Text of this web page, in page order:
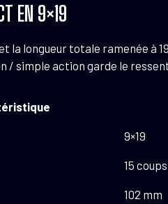
EN 9×19
la longueur totale ramenée à
/ simple action garde le
9×19
15 coups
102 mm